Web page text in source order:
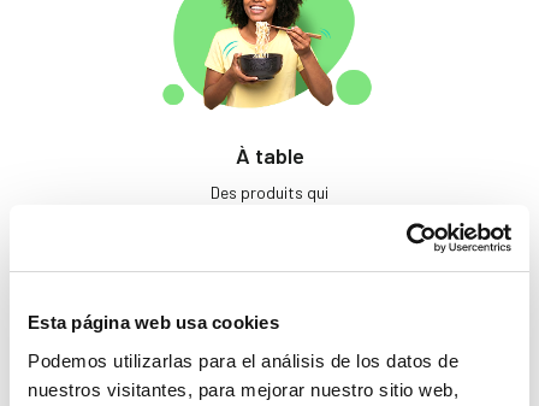
Esta página web usa cookies
Podemos utilizarlas para el análisis de los datos de
nuestros visitantes, para mejorar nuestro sitio web,
À table
Des produits qui